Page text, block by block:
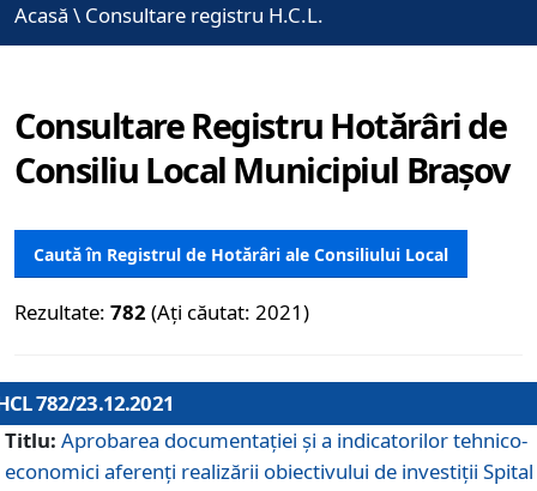
Acasă \ Consultare registru H.C.L.
Consultare Registru Hotărâri de
Consiliu Local Municipiul Brașov
Caută în Registrul de Hotărâri ale Consiliului Local
Rezultate: 782 (Ați căutat: 2021)
782/23.12.2021
Titlu: Aprobarea documentației și a indicatorilor tehnico-
economici aferenți realizării obiectivului de investiții Spital